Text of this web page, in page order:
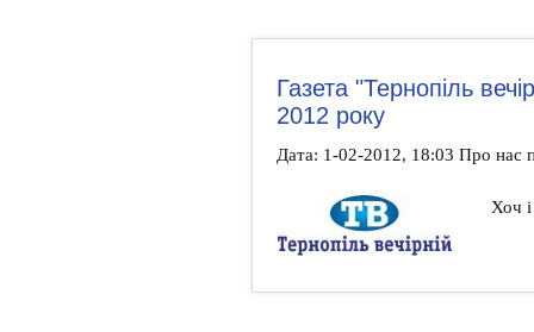
Газета "Тернопіль
2012 року
Дата: 1-02-2012, 18:03 Про нас
Хоч